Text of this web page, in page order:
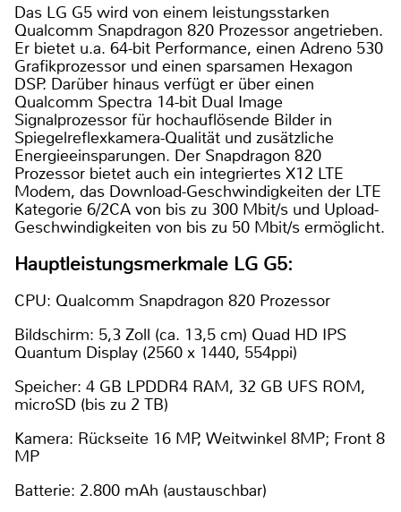
Das LG G5 wird von einem leistungsstarken
Qualcomm Snapdragon 820 Prozessor angetrieben.
Er bietet u.a. 64-bit Performance, einen Adreno 530
Grafikprozessor und einen sparsamen Hexagon
DSP. Darüber hinaus verfügt er über einen
Qualcomm Spectra 14-bit Dual Image
Signalprozessor für hochauflösende Bilder in
Spiegelreflexkamera-Qualität und zusätzliche
Energieeinsparungen. Der Snapdragon 820
Prozessor bietet auch ein integriertes X12 LTE
Modem, das Download-Geschwindigkeiten der LTE
Kategorie 6/2CA von bis zu 300 Mbit/s und Upload-
Geschwindigkeiten von bis zu 50 Mbit/s ermöglicht.
Hauptleistungsmerkmale LG G5:
CPU: Qualcomm Snapdragon 820 Prozessor
Bildschirm: 5,3 Zoll (ca. 13,5 cm) Quad HD IPS
Quantum Display (2560 x 1440, 554ppi)
Speicher: 4 GB LPDDR4 RAM, 32 GB UFS ROM,
microSD (bis zu 2 TB)
Kamera: Rückseite 16 MP, Weitwinkel 8MP; Front 8
MP
Batterie: 2.800 mAh (austauschbar)